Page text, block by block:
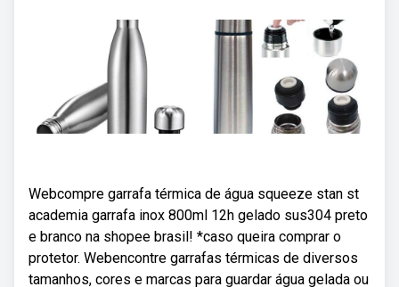
Webcompre garrafa térmica de água squeeze stan st
academia garrafa inox 800ml 12h gelado sus304 preto
e branco na shopee brasil! *caso queira comprar o
protetor. Webencontre garrafas térmicas de diversos
tamanhos, cores e marcas para guardar água gelada ou